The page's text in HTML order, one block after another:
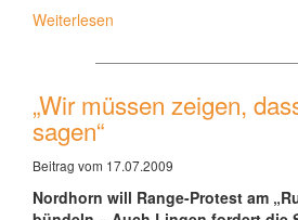
Weiterlesen
„Wir müssen zeigen,
sagen“
Beitrag vom 17.07.2009
Nordhorn will Range-Protest am